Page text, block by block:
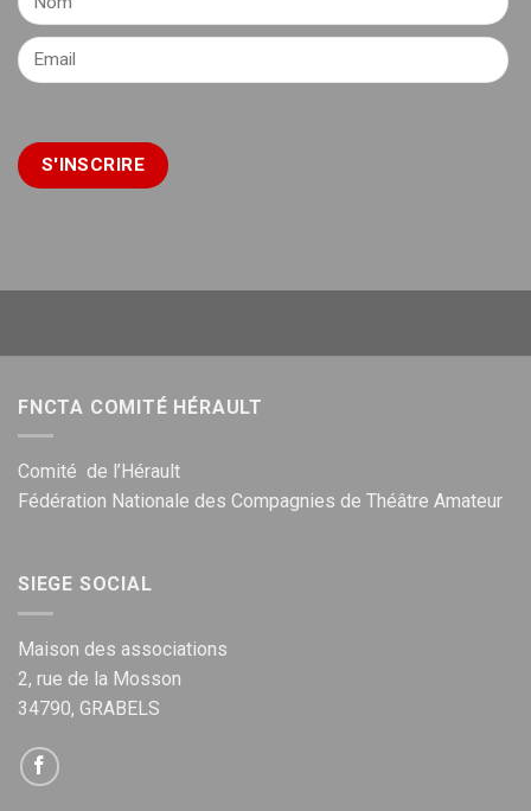
FNCTA COMITÉ HÉRAULT
Comité de l’Hérault
Fédération Nationale des Compagnies de Théâtre Amateur
SIEGE SOCIAL
Maison des associations
2, rue de la Mosson
34790, GRABELS